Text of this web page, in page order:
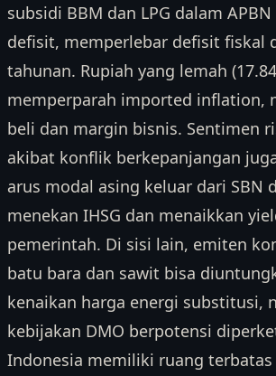
subsidi BBM dan LPG dalam
defisit, memperlebar defisit fiskal
tahunan. Rupiah yang lemah
memperparah imported inflation,
beli dan margin bisnis. Sentimen
akibat konflik berkepanjangan
arus modal asing keluar dari SBN
menekan IHSG dan menaikkan
pemerintah. Di sisi lain, emiten
batu bara dan sawit bisa
kenaikan harga energi substitusi,
kebijakan DMO berpotensi
Indonesia memiliki ruang